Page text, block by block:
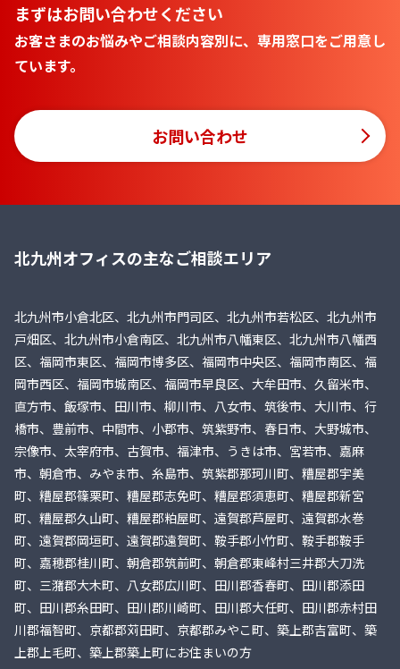
まずはお問い合わせください
お客さまのお悩みやご相談内容別に、専用窓口をご用意し
ています。
お問い合わせ
北九州オフィスの主なご相談エリア
北九州市小倉北区、北九州市門司区、北九州市若松区、北九州市
戸畑区、北九州市小倉南区、北九州市八幡東区、北九州市八幡西
区、福岡市東区、福岡市博多区、福岡市中央区、福岡市南区、福
岡市西区、福岡市城南区、福岡市早良区、大牟田市、久留米市、
直方市、飯塚市、田川市、柳川市、八女市、筑後市、大川市、行
橋市、豊前市、中間市、小郡市、筑紫野市、春日市、大野城市、
宗像市、太宰府市、古賀市、福津市、うきは市、宮若市、嘉麻
市、朝倉市、みやま市、糸島市、筑紫郡那珂川町、糟屋郡宇美
町、糟屋郡篠栗町、糟屋郡志免町、糟屋郡須恵町、糟屋郡新宮
町、糟屋郡久山町、糟屋郡粕屋町、遠賀郡芦屋町、遠賀郡水巻
町、遠賀郡岡垣町、遠賀郡遠賀町、鞍手郡小竹町、鞍手郡鞍手
町、嘉穂郡桂川町、朝倉郡筑前町、朝倉郡東峰村三井郡大刀洗
町、三潴郡大木町、八女郡広川町、田川郡香春町、田川郡添田
町、田川郡糸田町、田川郡川崎町、田川郡大任町、田川郡赤村田
川郡福智町、京都郡苅田町、京都郡みやこ町、築上郡吉富町、築
上郡上毛町、築上郡築上町にお住まいの方